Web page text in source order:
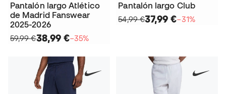
Pantalón largo Atlético
de Madrid Fanswear
2025-2026
59,99 €38,99 €−35%
Pantalón largo Club
54,99 €37,99 €−31%